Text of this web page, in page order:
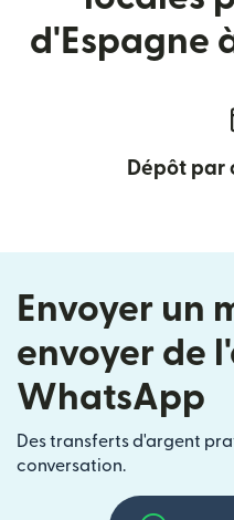
d'Espagne
Dépôt par
Envoyer un
envoyer de
WhatsApp
Des transferts d'argent
conversation.